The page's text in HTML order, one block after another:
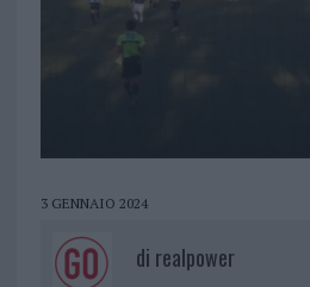
3 GENNAIO 2024
di realpower